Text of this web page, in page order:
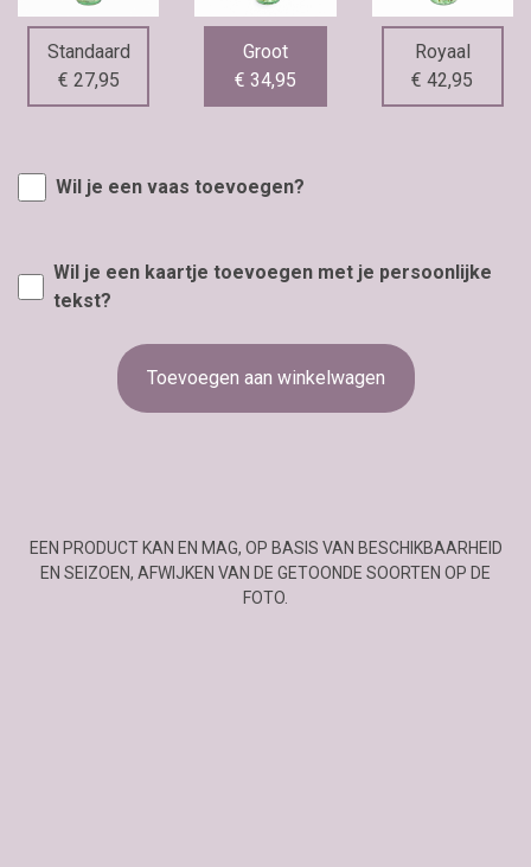
Standaard
€ 27,95
Groot
€ 34,95
Royaal
€ 42,95
Wil je een vaas toevoegen?
Wil je een kaartje toevoegen met je persoonlijke
tekst?
Toevoegen aan winkelwagen
EEN PRODUCT KAN EN MAG, OP BASIS VAN BESCHIKBAARHEID
EN SEIZOEN, AFWIJKEN VAN DE GETOONDE SOORTEN OP DE
FOTO.